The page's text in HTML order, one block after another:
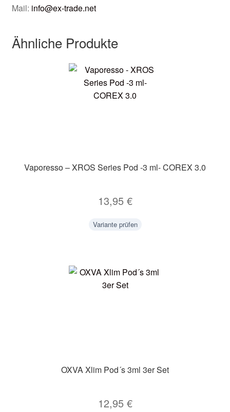
Mail: info@ex-trade.net
Ähnliche Produkte
Vaporesso – XROS Series Pod -3 ml- COREX 3.0
13,95 €
Variante prüfen
OXVA Xlim Pod´s 3ml 3er Set
12,95 €